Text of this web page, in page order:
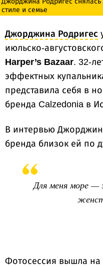
стиле и семье
Джорджина Родригес
июльско-
Harper’s Bazaar. 32-
эффектных
представила себя в
бренда Calzedonia в
В интервью
бренда близок ей по
Для меня море —
Фотосессия вышла